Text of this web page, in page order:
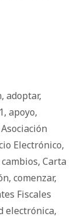
, adoptar,
, apoyo,
Asociación
Electrónico,
cambios, Carta
, comenzar,
Fiscales
electrónica,